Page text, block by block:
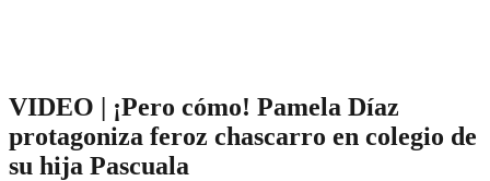
VIDEO | ¡Pero cómo! Pamela Díaz
protagoniza feroz chascarro en colegio de
su hija Pascuala